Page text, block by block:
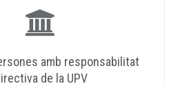
amb responsabilitat
de la UPV